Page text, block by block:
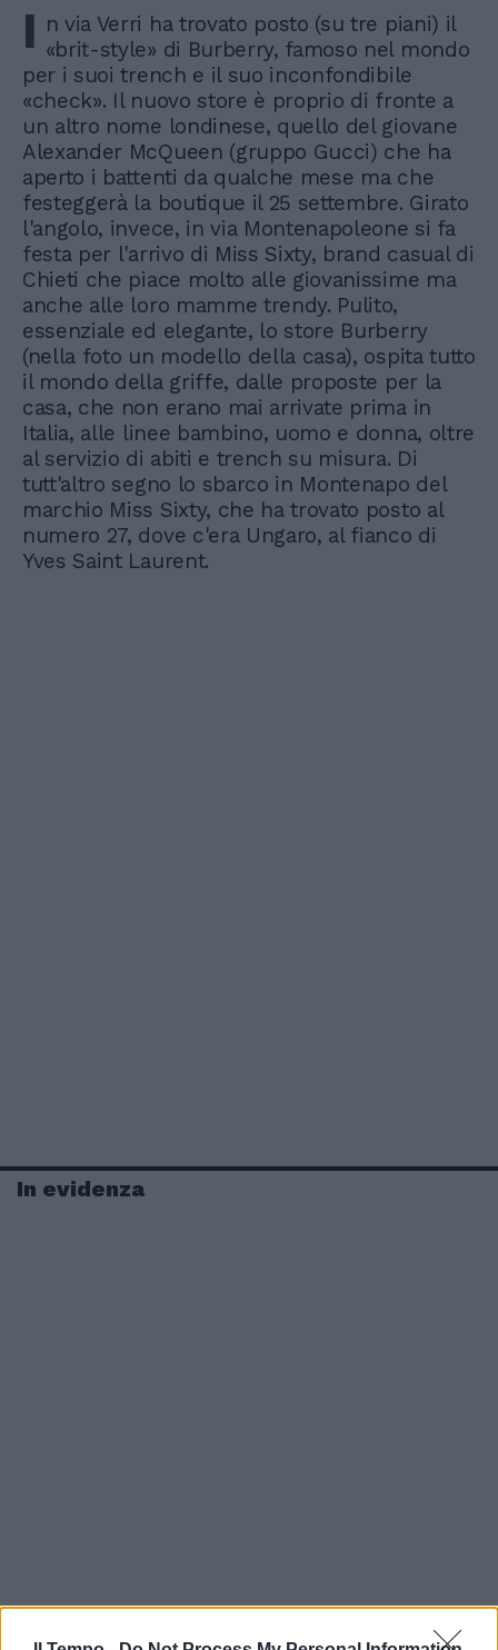
I n via Verri ha trovato posto (su tre piani) il
«brit-style» di Burberry, famoso nel mondo
per i suoi trench e il suo inconfondibile
«check». Il nuovo store è proprio di fronte a
un altro nome londinese, quello del giovane
Alexander McQueen (gruppo Gucci) che ha
aperto i battenti da qualche mese ma che
festeggerà la boutique il 25 settembre. Girato
l'angolo, invece, in via Montenapoleone si fa
festa per l'arrivo di Miss Sixty, brand casual di
Chieti che piace molto alle giovanissime ma
anche alle loro mamme trendy. Pulito,
essenziale ed elegante, lo store Burberry
(nella foto un modello della casa), ospita tutto
il mondo della griffe, dalle proposte per la
casa, che non erano mai arrivate prima in
Italia, alle linee bambino, uomo e donna, oltre
al servizio di abiti e trench su misura. Di
tutt'altro segno lo sbarco in Montenapo del
marchio Miss Sixty, che ha trovato posto al
numero 27, dove c'era Ungaro, al fianco di
Yves Saint Laurent.
In evidenza